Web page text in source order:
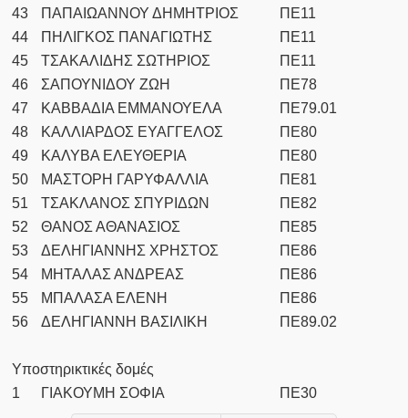
43 ΠΑΠΑΙΩΑΝΝΟΥ ΔΗΜΗΤΡΙΟΣ
ΠΕ11
44
ΠΗΛΙΓΚΟΣ ΠΑΝΑΓΙΩΤΗΣ
ΠΕ11
45
ΤΣΑΚΑΛΙΔΗΣ ΣΩΤΗΡΙΟΣ
ΠΕ11
46
ΣΑΠΟΥΝΙΔΟΥ ΖΩΗ
ΠΕ78
47
ΚΑΒΒΑΔΙΑ ΕΜΜΑΝΟΥΕΛΑ
ΠΕ79.01
48
ΚΑΛΛΙΑΡΔΟΣ ΕΥΑΓΓΕΛΟΣ
ΠΕ80
49
ΚΑΛΥΒΑ ΕΛΕΥΘΕΡΙΑ
ΠΕ80
50
ΜΑΣΤΟΡΗ ΓΑΡΥΦΑΛΛΙΑ
ΠΕ81
51
ΤΣΑΚΛΑΝΟΣ ΣΠΥΡΙΔΩΝ
ΠΕ82
52
ΘΑΝΟΣ ΑΘΑΝΑΣΙΟΣ
ΠΕ85
53
ΔΕΛΗΓΙΑΝΝΗΣ ΧΡΗΣΤΟΣ
ΠΕ86
54
ΜΗΤΑΛΑΣ ΑΝΔΡΕΑΣ
ΠΕ86
55
ΜΠΑΛΑΣΑ ΕΛΕΝΗ
ΠΕ86
56
ΔΕΛΗΓΙΑΝΝΗ ΒΑΣΙΛΙΚΗ ΠΕ89.02
Υποστηρικτικές δομές
1
ΓΙΑΚΟΥΜΗ ΣΟΦΙΑ ΠΕ30